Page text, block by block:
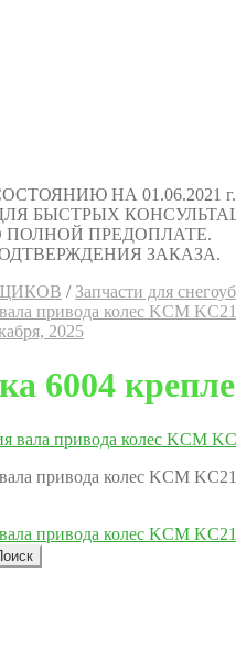
НА
КОНСУЛЬТАЦИЙ
ПОЛНОЙ ПРЕДОПЛАТЕ.
ЗАКАЗА.
/ Запчасти для
привода колес KCM
2025
6004
привода колес KCM
привода колес KCM